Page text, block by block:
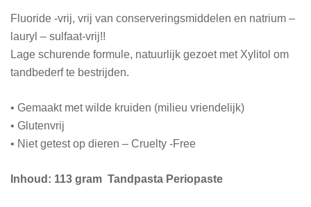
Fluoride -vrij, vrij van conserveringsmiddelen en natrium –
lauryl – sulfaat-vrij!!
Lage schurende formule, natuurlijk gezoet met Xylitol om
tandbederf te bestrijden.
• Gemaakt met wilde kruiden (milieu vriendelijk)
• Glutenvrij
• Niet getest op dieren – Cruelty -Free
Inhoud: 113 gram Tandpasta Periopaste